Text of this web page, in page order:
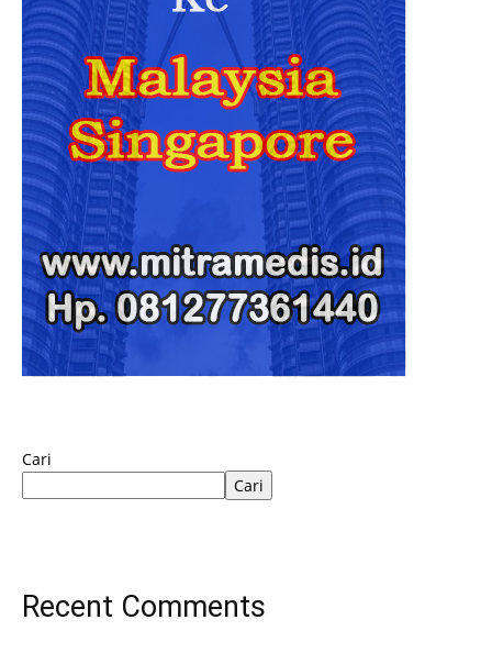
Cari
Cari
Recent Comments